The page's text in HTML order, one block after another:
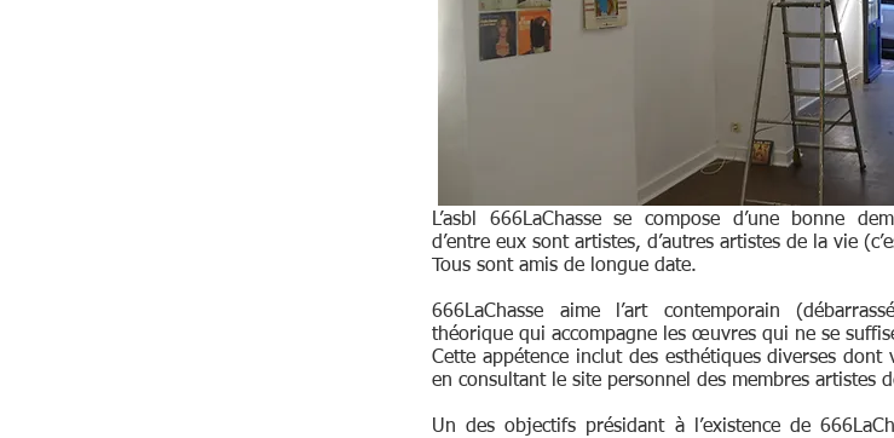
L’asbl 666LaChasse se compose d’une bonne
d’entre eux sont artistes, d’autres artistes de la vie
Tous sont amis de longue date.
666LaChasse aime l’art contemporain
théorique qui accompagne les œuvres qui ne se
Cette appétence inclut des esthétiques diverses dont
en consultant le site personnel des membres artistes
Un des objectifs présidant à l’existence de